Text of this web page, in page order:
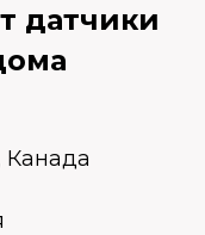
датчики